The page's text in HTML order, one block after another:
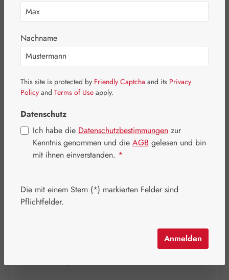
Bildergalerie überspringen
Regulärer Preis:
9,50 €
Nachname
This site is protected by Friendly Captcha and its Privacy
Policy and Terms of Use apply.
Datenschutz
Ich habe die Datenschutzbestimmungen zur
Kenntnis genommen und die AGB gelesen und bin
mit ihnen einverstanden. *
Die mit einem Stern (*) markierten Felder sind
Pflichtfelder.
Anmelden